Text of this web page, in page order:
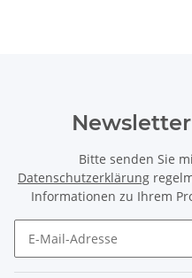
Bitte senden Sie
Datenschutzerklärung
Informationen zu Ihrem